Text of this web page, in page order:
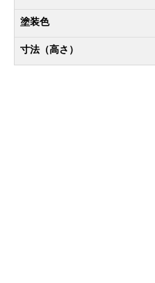
塗装色
寸法（高さ）